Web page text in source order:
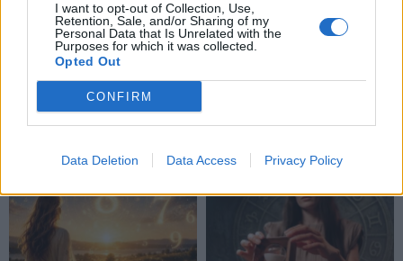
I want to opt-out of Collection, Use,
Retention, Sale, and/or Sharing of my
Personal Data that Is Unrelated with the
Purposes for which it was collected.
Opted Out
CONFIRM
Data Deletion Data Access Privacy Policy
Laisvalaikis
Vienas sakinys
akimirksniu pastatys į
vietą pasipūtusį žmogų:
psichologė atskleidė
Laisvalaikis
audra: nauja prognozė